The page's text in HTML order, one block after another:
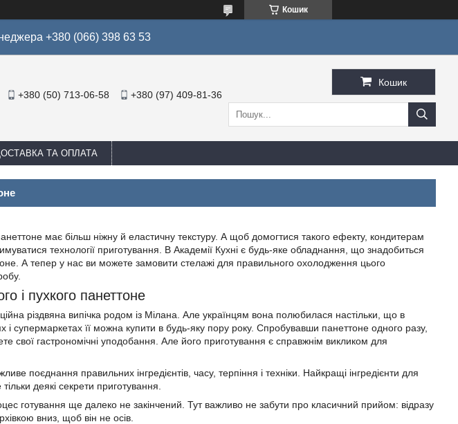
Кошик
+380 (066) 398 63 53
+380 (50) 713-06-58 +380 (97) 409-81-36
Кошик
ТА ОПЛАТА
має більш ніжну й еластичну текстуру. А щоб домогтися такого ефекту, кондитерам
технології приготування. В Академії Кухні є будь-яке обладнання, що знадобиться
А тепер у нас ви можете замовити стелажі для правильного охолодження цього
і пухкого панеттоне
різдвяна випічка родом із Мілана. Але українцям вона полюбилася настільки, що в
і супермаркетах її можна купити в будь-яку пору року. Спробувавши панеттоне одного разу,
свої гастрономічні уподобання. Але його приготування є справжнім викликом для
поєднання правильних інгредієнтів, часу, терпіння і техніки. Найкращі інгредієнти для
деякі секрети приготування.
готування ще далеко не закінчений. Тут важливо не забути про класичний прийом: відразу
вниз, щоб він не осів.